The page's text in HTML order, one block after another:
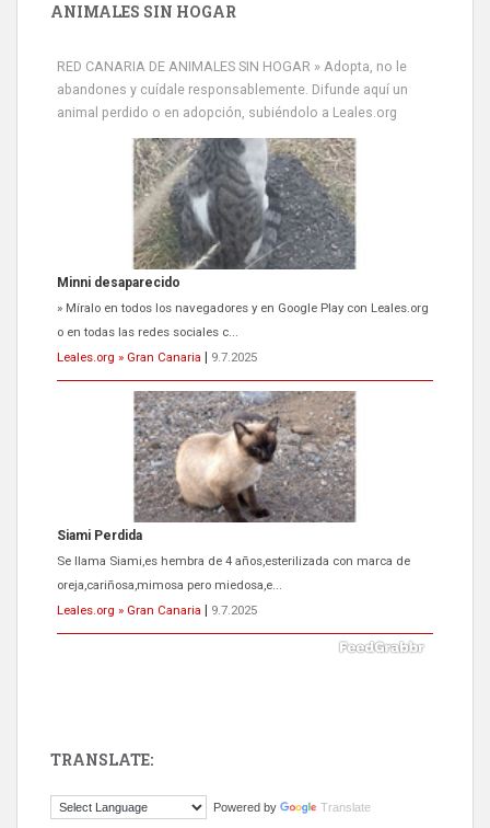
ANIMALES SIN HOGAR
RED CANARIA DE ANIMALES SIN HOGAR » Adopta, no le
abandones y cuídale responsablemente. Difunde aquí un
animal perdido o en adopción, subiéndolo a Leales.org
Siami Perdida
Se llama Siami,es hembra de 4 años,esterilizada con marca de
oreja,cariñosa,mimosa pero miedosa,e...
Leales.org » Gran Canaria
9.7.2025
ADOPCIÓN URGENTE GATA TEROR GRAN CANARIA
El ayuntamiento se va a llevar a Los Gatos callejeros de la zona los
próximos días, ella incluida...
Leales.org » Gran Canaria
9.7.2025
Este gato macho ha aparecido en la calle hace menos de un mes,
TRANSLATE:
Powered by Translate